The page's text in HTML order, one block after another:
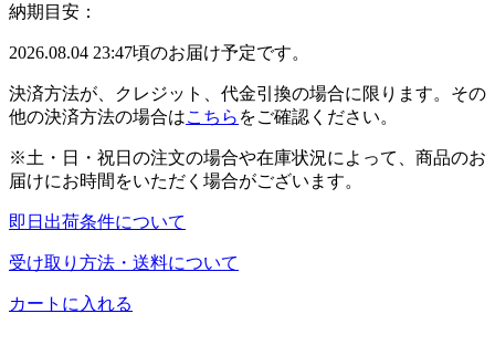
納期目安：
2026.08.04 23:47頃のお届け予定です。
決済方法が、クレジット、代金引換の場合に限ります。その
他の決済方法の場合はこちら をご確認ください。
※土・日・祝日の注文の場合や在庫状況によって、商品のお
届けにお時間をいただく場合がございます。
即日出荷条件について
受け取り方法・送料について
カートに入れる